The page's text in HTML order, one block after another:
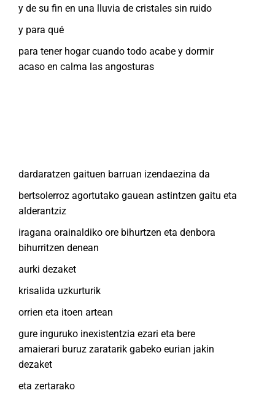
y de su fin en una lluvia de cristales sin ruido
y para qué
para tener hogar cuando todo acabe y dormir
acaso en calma las angosturas
dardaratzen gaituen barruan izendaezina da
bertsolerroz agortutako gauean astintzen gaitu eta
alderantziz
iragana orainaldiko ore bihurtzen eta denbora
bihurritzen denean
aurki dezaket
krisalida uzkurturik
orrien eta itoen artean
gure inguruko inexistentzia ezari eta bere
amaierari buruz zaratarik gabeko eurian jakin
dezaket
eta zertarako